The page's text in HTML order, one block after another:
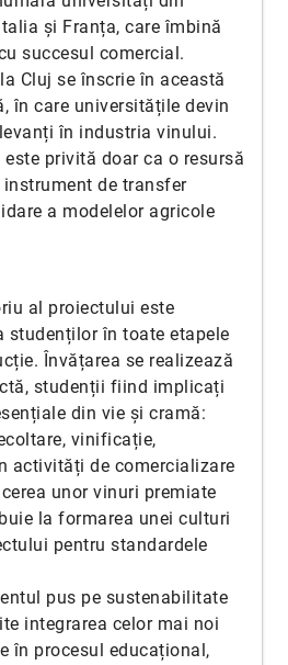
și Franța, care îmbină
succesul comercial.
Cluj se înscrie în această
în care universitățile devin
în industria vinului.
privită doar ca o resursă
de transfer
a modelelor agricole
al proiectului este
studenților în toate etapele
Învățarea se realizează
studenții fiind implicați
din vie și cramă:
vinificație,
activități de comercializare
unor vinuri premiate
la formarea unei culturi
pentru standardele
pus pe sustenabilitate
integrarea celor mai noi
în procesul educațional,